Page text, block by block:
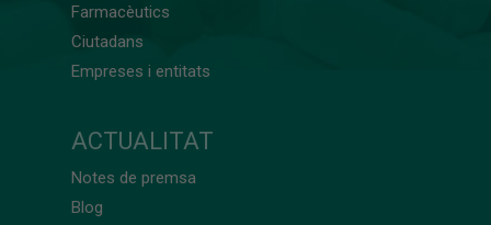
Farmacèutics
Ciutadans
Empreses i entitats
ACTUALITAT
Notes de premsa
Blog